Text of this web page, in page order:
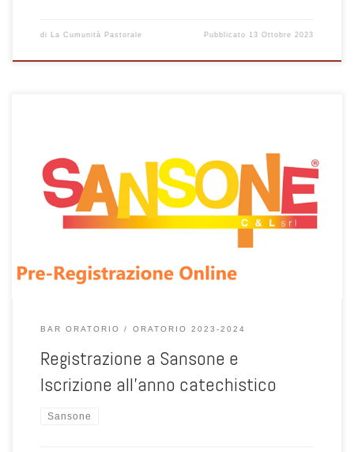
di La Cumunità Pastorale Pubblicato 13 Ottobre 2023
I bambini delle classi elementari si troveranno nel Centro Pastorale
Parrocchiale, PRE-ADO, ADO, e GIOVANI in oratorio. MODALITÀ PER LE
ISCRIZIONI: La registrazione alle attività della parrocchia di bambini,
ragazzi e giovani, dall’inizio della pandemia, avviene con Form on-
line e con l’uso del software Sansone. 1. PRE-REGISTRAZIONE per le
BAR ORATORIO ORATORIO 2023-2024
Registrazione a Sansone e
Iscrizione all’anno catechistico
Sansone